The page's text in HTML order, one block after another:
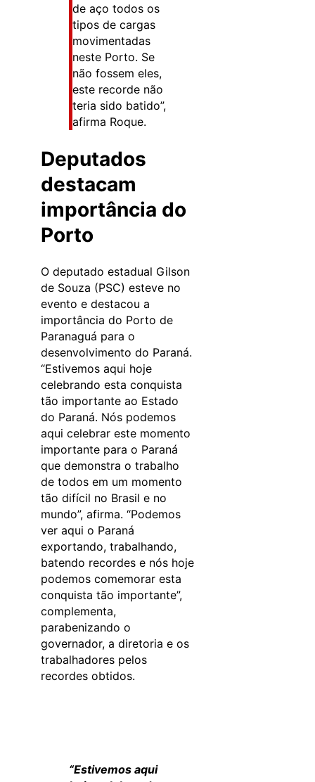
de aço todos os
tipos de cargas
movimentadas
neste Porto. Se
não fossem eles,
este recorde não
teria sido batido”,
afirma Roque.
Deputados
destacam
importância do
Porto
O deputado estadual Gilson
de Souza (PSC) esteve no
evento e destacou a
importância do Porto de
Paranaguá para o
desenvolvimento do Paraná.
“Estivemos aqui hoje
celebrando esta conquista
tão importante ao Estado
do Paraná. Nós podemos
aqui celebrar este momento
importante para o Paraná
que demonstra o trabalho
de todos em um momento
tão difícil no Brasil e no
mundo”, afirma. “Podemos
ver aqui o Paraná
exportando, trabalhando,
batendo recordes e nós hoje
podemos comemorar esta
conquista tão importante”,
complementa,
parabenizando o
governador, a diretoria e os
trabalhadores pelos
recordes obtidos.
“Estivemos aqui